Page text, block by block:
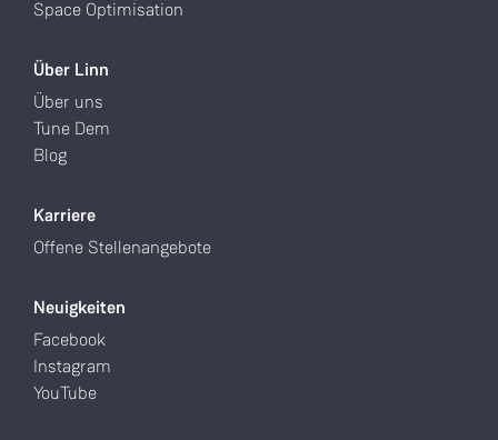
Space Optimisation
Über Linn
Über uns
Tune Dem
Blog
Karriere
Offene Stellenangebote
Neuigkeiten
Facebook
Instagram
YouTube